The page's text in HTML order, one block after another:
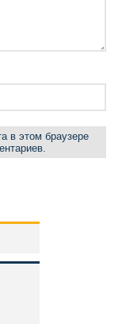
в этом браузере